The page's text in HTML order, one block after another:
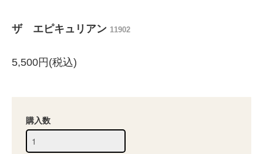
ザ エピキュリアン 11902
5,500円(税込)
購入数